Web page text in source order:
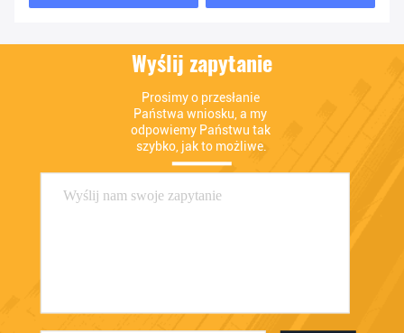
Wyślij zapytanie
Prosimy o przesłanie
Państwa wniosku, a my
odpowiemy Państwu tak
szybko, jak to możliwe.